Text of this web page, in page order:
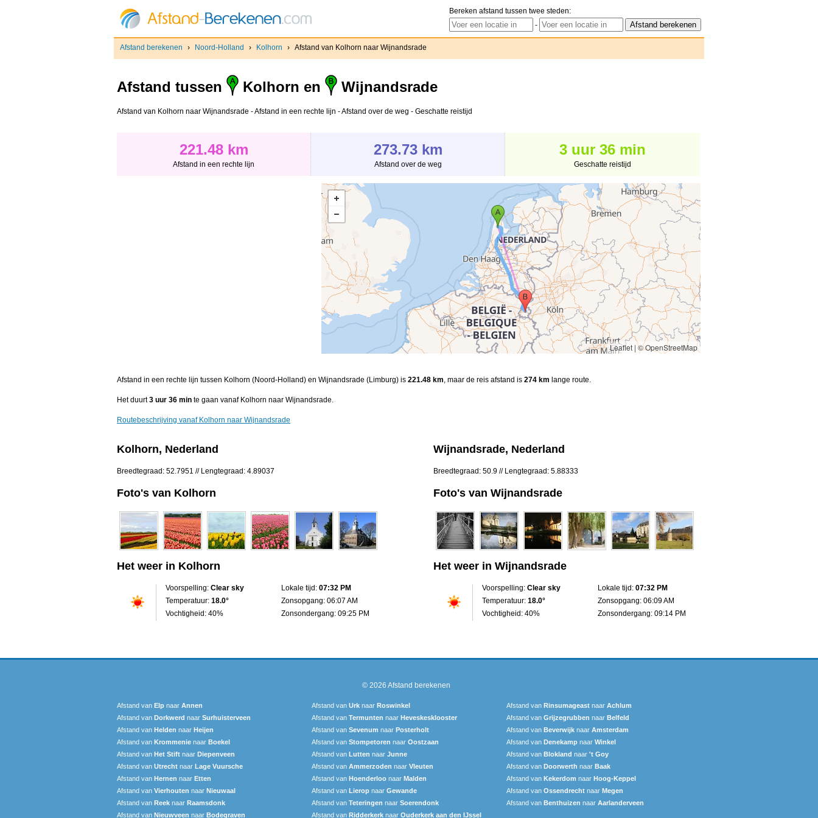
Bereken afstand tussen twee steden:
-
Afstand berekenen › Noord-Holland › Kolhorn › Afstand van Kolhorn naar Wijnandsrade
Afstand tussen Kolhorn en Wijnandsrade
Afstand van Kolhorn naar Wijnandsrade - Afstand in een rechte lijn - Afstand over de weg - Geschatte reistijd
221.48 km
Afstand in een rechte lijn
273.73 km
Afstand over de weg
3 uur 36 min
Geschatte reistijd
Leaflet |© OpenStreetMap
Afstand in een rechte lijn tussen Kolhorn (Noord-Holland) en Wijnandsrade (Limburg) is 221.48 km, maar de reis afstand is 274 km lange route.
Het duurt3 uur 36 min te gaan vanaf Kolhorn naar Wijnandsrade.
Routebeschrijving vanaf Kolhorn naar Wijnandsrade
Kolhorn, Nederland
Breedtegraad: 52.7951 // Lengtegraad: 4.89037
Foto's van Kolhorn
Het weer in Kolhorn
Voorspelling: Clear sky
Temperatuur: 18.0°
Vochtigheid: 40%
Lokale tijd: 07:32 PM
Zonsopgang: 06:07 AM
Zonsondergang: 09:25 PM
Wijnandsrade, Nederland
Breedtegraad: 50.9 // Lengtegraad: 5.88333
Foto's van Wijnandsrade
Het weer in Wijnandsrade
Voorspelling: Clear sky
Temperatuur: 18.0°
Vochtigheid: 40%
Lokale tijd: 07:32 PM
Zonsopgang: 06:09 AM
Zonsondergang: 09:14 PM
© 2026 Afstand berekenen
Afstand van Elp naar Annen Afstand van Urk naar Roswinkel Afstand van Rinsumageast naar Achlum
Afstand van Dorkwerd naar Surhuisterveen Afstand van Termunten naar Heveskesklooster‎ Afstand van Grijzegrubben naar Belfeld
Afstand van Helden naar Heijen Afstand van Sevenum naar Posterholt Afstand van Beverwijk naar Amsterdam
Afstand van Krommenie naar Boekel Afstand van Stompetoren naar Oostzaan Afstand van Denekamp naar Winkel
Afstand van Het Stift naar Diepenveen Afstand van Lutten naar Junne Afstand van Blokland naar 't Goy
Afstand van Utrecht naar Lage Vuursche Afstand van Ammerzoden naar Vleuten Afstand van Doorwerth naar Baak
Afstand van Hernen naar Etten Afstand van Hoenderloo naar Malden Afstand van Kekerdom naar Hoog-Keppel
Afstand van Vierhouten naar Nieuwaal Afstand van Lierop naar Gewande Afstand van Ossendrecht naar Megen
Afstand van Reek naar Raamsdonk Afstand van Teteringen naar Soerendonk Afstand van Benthuizen naar Aarlanderveen
Afstand van Nieuwveen naar Bodegraven Afstand van Ridderkerk naar Ouderkerk aan den IJssel